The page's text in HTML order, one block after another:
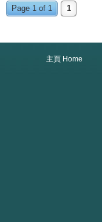
Page 1 of 1 1
主頁 Home